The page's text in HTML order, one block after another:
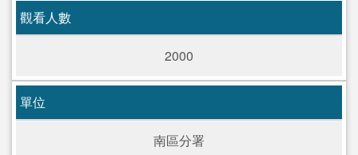
觀看人數
2000
單位
南區分署